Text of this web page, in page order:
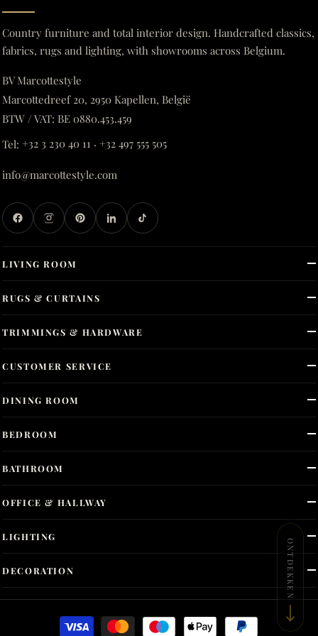
Country furniture and total interior design. Handcrafted classics,
fabrics, rugs and lighting, with showrooms across Belgium.
BV Marcottestyle
Marcottedreef 20, 2950 Kapellen, België
BTW / VAT: BE 0880.453.459
Tel: +32 3 230 40 11 · +32 497 555 505
info@marcottestyle.com
LIVING ROOM
DINING ROOM
BEDROOM
BATHROOM
OFFICE & HALLWAY
LIGHTING
DECORATION
RUGS & CURTAINS
TRIMMINGS & HARDWARE
CUSTOMER SERVICE
ONTDEKKEN